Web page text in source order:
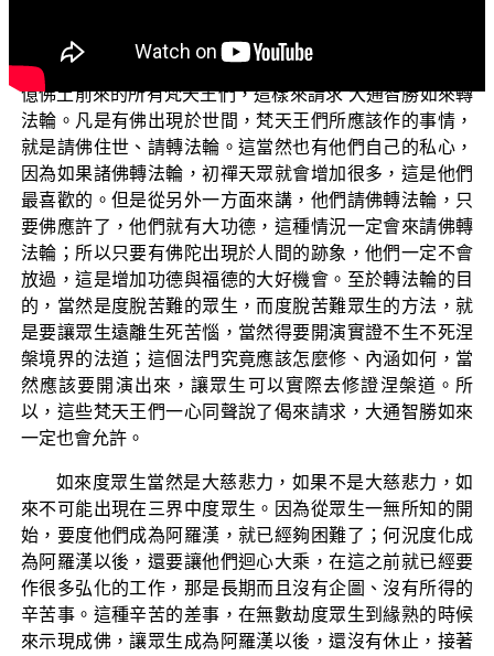
我們一起來看這一段說明，這是說：從東方這五百萬
億佛土前來的所有梵天王們，這樣來請求 大通智勝如來轉
法輪。凡是有佛出現於世間，梵天王們所應該作的事情，
就是請佛住世、請轉法輪。這當然也有他們自己的私心，
因為如果諸佛轉法輪，初禪天眾就會增加很多，這是他們
最喜歡的。但是從另外一方面來講，他們請佛轉法輪，只
要佛應許了，他們就有大功德，這種情況一定會來請佛轉
法輪；所以只要有佛陀出現於人間的跡象，他們一定不會
放過，這是增加功德與福德的大好機會。至於轉法輪的目
的，當然是度脫苦難的眾生，而度脫苦難眾生的方法，就
是要讓眾生遠離生死苦惱，當然得要開演實證不生不死涅
槃境界的法道；這個法門究竟應該怎麼修、內涵如何，當
然應該要開演出來，讓眾生可以實際去修證涅槃道。所
以，這些梵天王們一心同聲說了偈來請求，大通智勝如來
一定也會允許。
如來度眾生當然是大慈悲力，如果不是大慈悲力，如
來不可能出現在三界中度眾生。因為從眾生一無所知的開
始，要度他們成為阿羅漢，就已經夠困難了；何況度化成
為阿羅漢以後，還要讓他們迴心大乘，在這之前就已經要
作很多弘化的工作，那是長期而且沒有企圖、沒有所得的
辛苦事。這種辛苦的差事，在無數劫度眾生到緣熟的時候
來示現成佛，讓眾生成為阿羅漢以後，還沒有休止，接著